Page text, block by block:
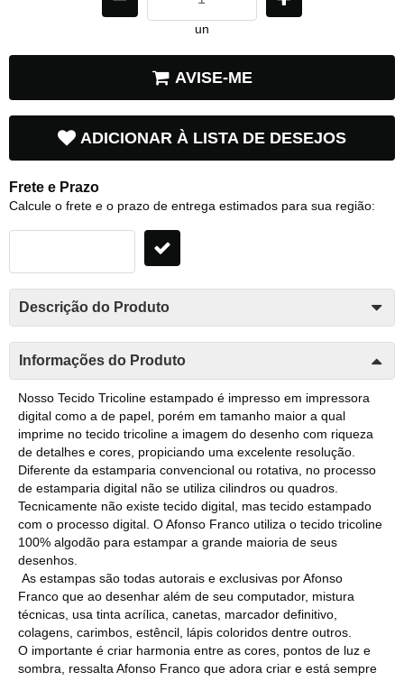
un
AVISE-ME
ADICIONAR À LISTA DE DESEJOS
Frete e Prazo
Calcule o frete e o prazo de entrega estimados para sua região:
Descrição do Produto
Informações do Produto
Nosso Tecido Tricoline estampado é impresso em impressora
digital como a de papel, porém em tamanho maior a qual
imprime no tecido tricoline a imagem do desenho com riqueza
de detalhes e cores, propiciando uma excelente resolução.
Diferente da estamparia convencional ou rotativa, no processo
de estamparia digital não se utiliza cilindros ou quadros.
Tecnicamente não existe tecido digital, mas tecido estampado
com o processo digital. O Afonso Franco utiliza o tecido tricoline
100% algodão para estampar a grande maioria de seus
desenhos.
As estampas são todas autorais e exclusivas por Afonso
Franco que ao desenhar além de seu computador, mistura
técnicas, usa tinta acrílica, canetas, marcador definitivo,
colagens, carimbos, estêncil, lápis coloridos dentre outros.
O importante é criar harmonia entre as cores, pontos de luz e
sombra, ressalta Afonso Franco que adora criar e está sempre